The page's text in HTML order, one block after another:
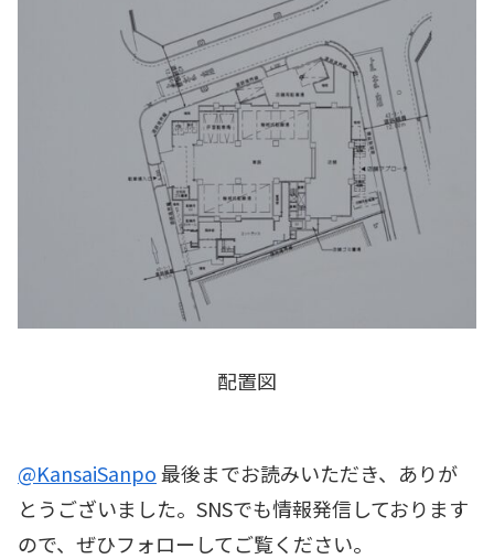
配置図
@KansaiSanpo最後までお読みいただき、ありが
とうございました。SNSでも情報発信しております
ので、ぜひフォローしてご覧ください。